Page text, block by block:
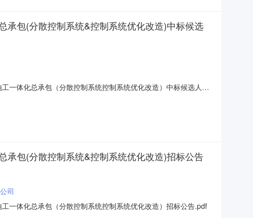
承包(分散控制系统&控制系统优化改造)中标候选
一体化总承包（分散控制系统控制系统优化改造）中标候选人公
承包(分散控制系统&控制系统优化改造)招标公告
司
一体化总承包（分散控制系统控制系统优化改造）招标公告.pdf